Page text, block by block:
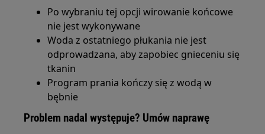
Po wybraniu tej opcji wirowanie końcowe
nie jest wykonywane
Woda z ostatniego płukania nie jest
odprowadzana, aby zapobiec gnieceniu się
tkanin
Program prania kończy się z wodą w
bębnie
Problem nadal występuje? Umów naprawę